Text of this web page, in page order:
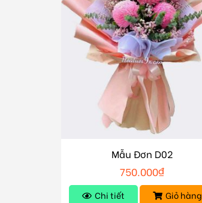
Mẫu Đơn D02
750.000₫
Chi tiết Giỏ hàng